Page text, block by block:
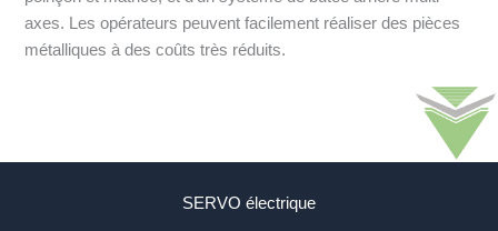
axes. Les opérateurs peuvent facilement réaliser des pièces
métalliques à des coûts très réduits.
SERVO électrique